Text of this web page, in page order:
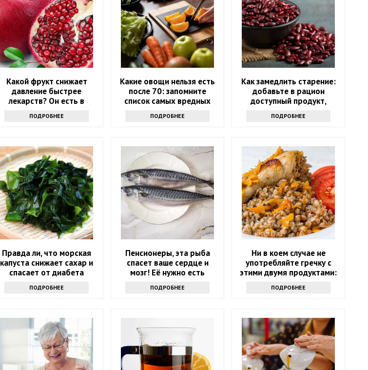
Какой фрукт снижает
давление быстрее
лекарств? Он есть в
ПОДРОБНЕЕ
Какие овощи нельзя есть
после 70: запомните
список самых вредных
ПОДРОБНЕЕ
Как замедлить старение:
добавьте в рацион
доступный продукт,
который есть на каждой
кухне
ПОДРОБНЕЕ
Правда ли, что морская
капуста снижает сахар и
спасает от диабета
ПОДРОБНЕЕ
Пенсионеры, эта рыба
спасет ваше сердце и
мозг! Её нужно есть
ПОДРОБНЕЕ
Ни в коем случае не
употребляйте гречку с
этими двумя продуктами:
последствия
ПОДРОБНЕЕ